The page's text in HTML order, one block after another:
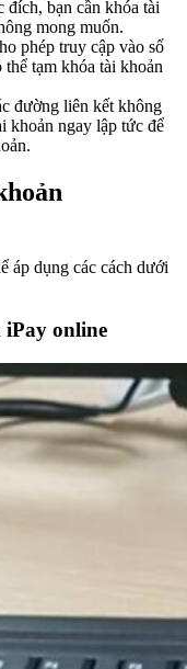
bạn cần khóa tài
mong muốn.
phép truy cập vào số
tạm khóa tài khoản
đường liên kết không
khoản ngay lập tức để
áp dụng các cách dưới
online